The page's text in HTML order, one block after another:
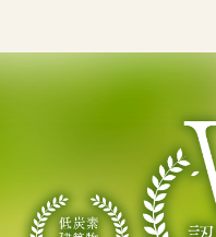
MERIT
完成物件を選ぶ4つの
LIMITED
本物件の資料等をお届けいた